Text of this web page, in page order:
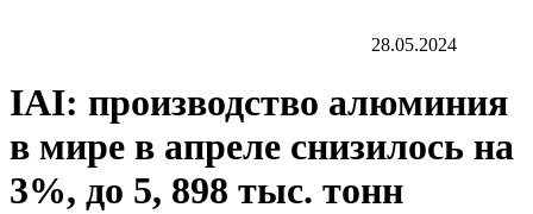
28.05.2024
IAI: производство алюминия
в мире в апреле снизилось на
3%, до 5, 898 тыс. тонн